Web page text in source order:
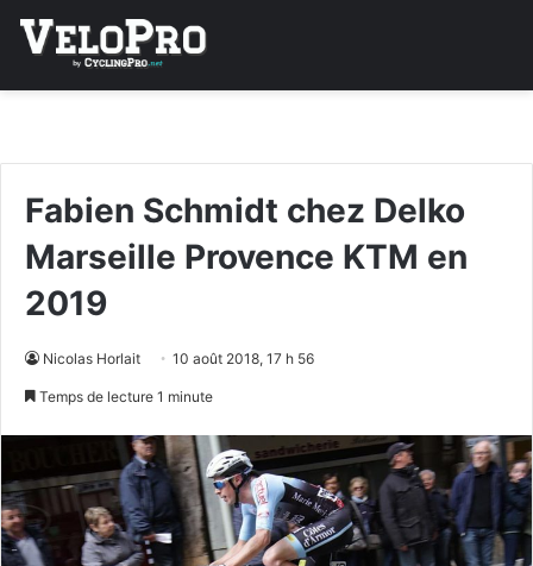
Fabien Schmidt chez Delko
Marseille Provence KTM en
2019
Nicolas Horlait 10 août 2018, 17 h 56
Temps de lecture 1 minute